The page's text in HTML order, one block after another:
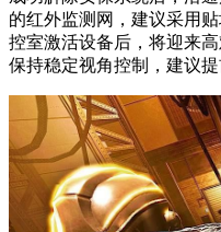
的红外监测网，建议采用
控室激活设备后，将迎来
保持稳定视角控制，建议提